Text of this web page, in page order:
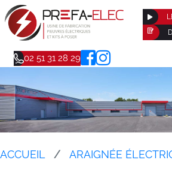
02 51 31 28 29
ACCUEIL ARAIGNÉE